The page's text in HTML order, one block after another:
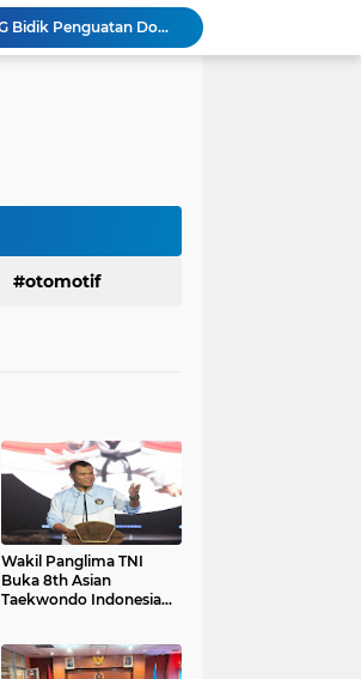
Ketua Golkar Jabar: Perjalanan Hidup Bahlil Layak Diteladani Seluruh Kader Partai
KDM Fokus Rampungkan Pemenuhan Layanan Dasar dan Konektivitas Wilayah pada 2027
Jelang Konferprov PWI Jabar, Bos Ayo Media Sambangi Rumah PWI Kota Bogor
otomotif
Wakil Panglima TNI
Buka 8th Asian
Taekwondo Indonesia